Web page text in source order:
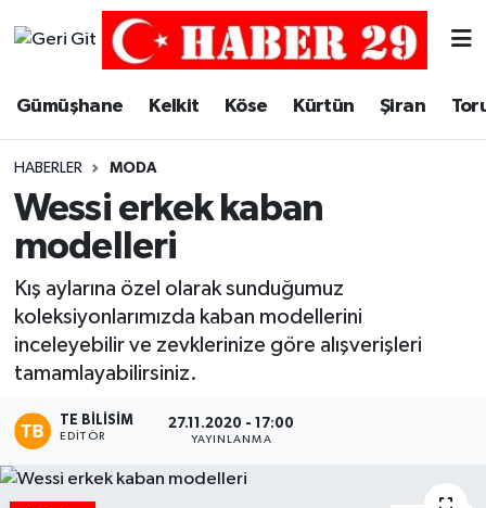
Gümüşhane Kelkit Köse Kürtün Şiran
HABERLER MODA
Wessi erkek kaban
modelleri
Kış aylarına özel olarak sunduğumuz
koleksiyonlarımızda kaban modellerini
inceleyebilir ve zevklerinize göre alışverişleri
tamamlayabilirsiniz.
TE BILISIM
EDITÖR
27.11.2020 - 17:00
YAYINLANMA
Merkez Trafik Yoğunluk Haritası
Süper Lig Puan Durumu ve Fikstür
Tüm Manşetler
Son Dakika Haberleri
Haber Arşivi